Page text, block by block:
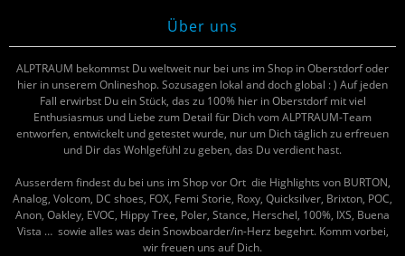
Über uns
ALPTRAUM bekommst Du weltweit nur bei uns im Shop in Oberstdorf oder
hier in unserem Onlineshop. Sozusagen lokal and doch global : ) Auf jeden
Fall erwirbst Du ein Stück, das zu 100% hier in Oberstdorf mit viel
Enthusiasmus und Liebe zum Detail für Dich vom ALPTRAUM-Team
entworfen, entwickelt und getestet wurde, nur um Dich täglich zu erfreuen
und Dir das Wohlgefühl zu geben, das Du verdient hast.
Ausserdem findest du bei uns im Shop vor Ort die Highlights von BURTON,
Analog, Volcom, DC shoes, FOX, Femi Storie, Roxy, Quicksilver, Brixton, POC,
Anon, Oakley, EVOC, Hippy Tree, Poler, Stance, Herschel, 100%, IXS, Buena
Vista … sowie alles was dein Snowboarder/in-Herz begehrt. Komm vorbei,
wir freuen uns auf Dich.